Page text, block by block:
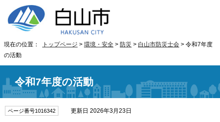
現在の位置： トップページ > 環境・安全 > 防災 > 白山市防災士会 > 令和7年度
の活動
令和7年度の活動
ページ番号1016342 更新日 2026年3月23日